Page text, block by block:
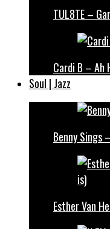
TUL8TE –
Cardi B – Ah
Soul | Jazz
Benny Sings
Esther Van